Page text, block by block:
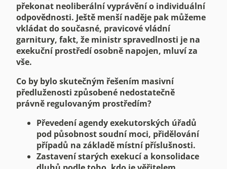
překonat neoliberální vyprávění o individuální
odpovědnosti. Ještě menší naděje pak můžeme
vkládat do současné, pravicové vládní
garnitury, fakt, že ministr spravedlnosti je na
exekuční prostředí osobně napojen, mluví za
vše.
Co by bylo skutečným řešením masivní
předluženosti způsobené nedostatečně
právně regulovaným prostředím?
Převedení agendy exekutorských úřadů
pod působnost soudní moci, přidělování
případů na základě místní příslušnosti.
Zastavení starých exekucí a konsolidace